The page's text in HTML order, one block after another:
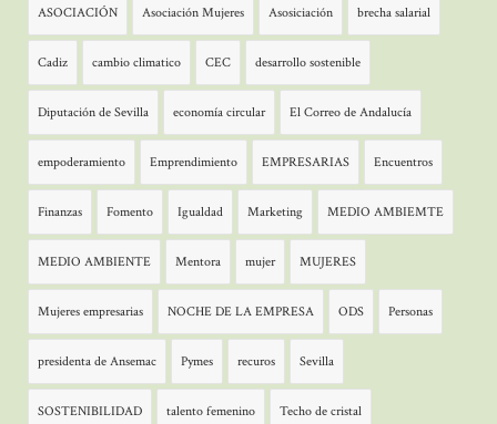
ASOCIACIÓN Asociación Mujeres Asosiciación brecha salarial
Cadiz cambio climatico CEC desarrollo sostenible
Diputación de Sevilla economía circular El Correo de Andalucía
empoderamiento Emprendimiento EMPRESARIAS Encuentros
Finanzas Fomento Igualdad Marketing MEDIO AMBIEMTE
MEDIO AMBIENTE Mentora mujer MUJERES
Mujeres empresarias NOCHE DE LA EMPRESA ODS Personas
presidenta de Ansemac Pymes recuros Sevilla
SOSTENIBILIDAD talento femenino Techo de cristal